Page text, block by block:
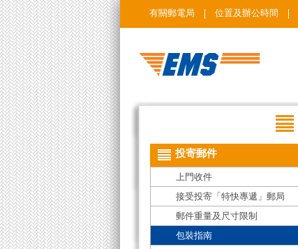
有關郵電局 位置及辦公時間
投寄郵件
上門收件
接受投寄「特快專遞」郵局
郵件重量及尺寸限制
包裝指南